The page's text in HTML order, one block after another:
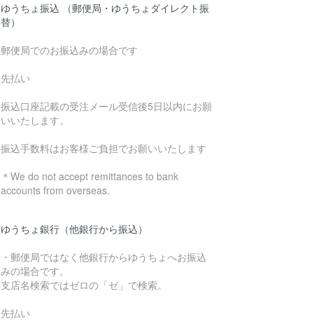
ゆうちょ振込 （郵便局・ゆうちょダイレクト振
替）
郵便局でのお振込みの場合です
先払い
振込口座記載の受注メール受信後5日以内にお願
いいたします。
振込手数料はお客様ご負担でお願いいたします
＊We do not accept remittances to bank
accounts from overseas.
ゆうちょ銀行（他銀行から振込）
・郵便局ではなく他銀行からゆうちょへお振込
みの場合です。
支店名検索ではゼロの「ゼ」で検索。
先払い